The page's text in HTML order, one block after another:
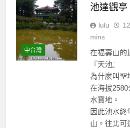
中台灣
池達觀
lulu
mins
在福壽山的
『天池』
為什麼叫聖
在海拔
水寶地。
因此池水終
山。往北可